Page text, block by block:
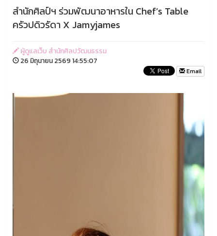
สำนักศิลป์ฯ ร่วมพัฒนาอาหารใน Chef’s Table
ครัวปดิวรัดา X Jamyjames
ผู้ดูแลเว็บ สำนักศิลปวัฒนธรรม
26 มิถุนายน 2569 14:55:07
Email